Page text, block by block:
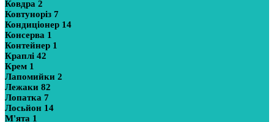
Ковдра 2
Ковтуноріз 7
Кондиціонер 14
Консерва 1
Контейнер 1
Краплі 42
Крем 1
Лапомийки 2
Лежаки 82
Лопатка 7
Лосьйон 14
М'ята 1